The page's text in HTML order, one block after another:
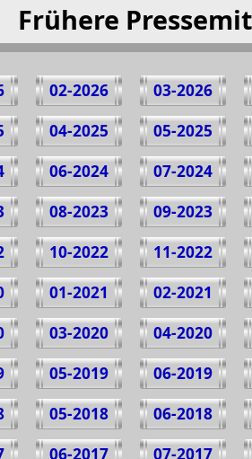
Frühere
03-2026
02-2026
05-2025
04-2025
07-2024
06-2024
09-2023
08-2023
11-2022
10-2022
02-2021
01-2021
04-2020
03-2020
06-2019
05-2019
06-2018
05-2018
07-2017
06-2017